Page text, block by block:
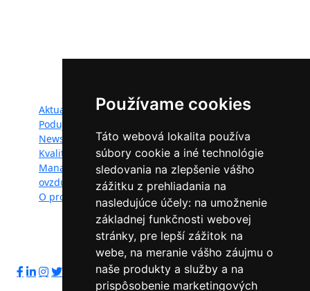
Používame cookies
Táto webová lokalita používa
súbory cookie a iné technológie
sledovania na zlepšenie vášho
zážitku z prehliadania na
nasledujúce účely: na umožnenie
základnej funkčnosti webovej
stránky, pre lepší zážitok na
webe, na meranie vášho záujmu o
naše produkty a služby a na
prispôsobenie marketingových
Aktuality
Podujatia
Newsletter
Kvalita ovzdušia
Manažéri kvality
ovzdušia
O projekte
Dokumenty
Videogaléria
Kontakt
Ochrana osobných
údajov
Sledujte nás: